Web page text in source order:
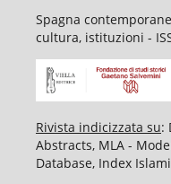
Spagna
cultura, istituzioni -
Rivista indicizzata su:
Abstracts, MLA -
Database, Index